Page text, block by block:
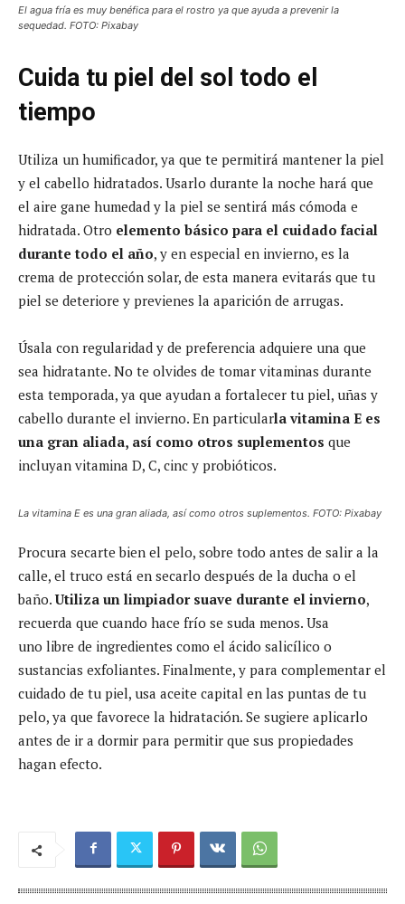
El agua fría es muy benéfica para el rostro ya que ayuda a prevenir la
sequedad. FOTO: Pixabay
Cuida tu piel del sol todo el
tiempo
Utiliza un humificador, ya que te permitirá mantener la piel
y el cabello hidratados. Usarlo durante la noche hará que
el aire gane humedad y la piel se sentirá más cómoda e
hidratada. Otro elemento básico para el cuidado facial
durante todo el año, y en especial en invierno, es la
crema de protección solar, de esta manera evitarás que tu
piel se deteriore y previenes la aparición de arrugas.
Úsala con regularidad y de preferencia adquiere una que
sea hidratante. No te olvides de tomar vitaminas durante
esta temporada, ya que ayudan a fortalecer tu piel, uñas y
cabello durante el invierno. En particularla vitamina E es
una gran aliada, así como otros suplementos que
incluyan vitamina D, C, cinc y probióticos.
La vitamina E es una gran aliada, así como otros suplementos. FOTO: Pixabay
Procura secarte bien el pelo, sobre todo antes de salir a la
calle, el truco está en secarlo después de la ducha o el
baño.Utiliza un limpiador suave durante el invierno,
recuerda que cuando hace frío se suda menos. Usa
uno libre de ingredientes como el ácido salicílico o
sustancias exfoliantes. Finalmente, y para complementar el
cuidado de tu piel, usa aceite capital en las puntas de tu
pelo, ya que favorece la hidratación. Se sugiere aplicarlo
antes de ir a dormir para permitir que sus propiedades
hagan efecto.